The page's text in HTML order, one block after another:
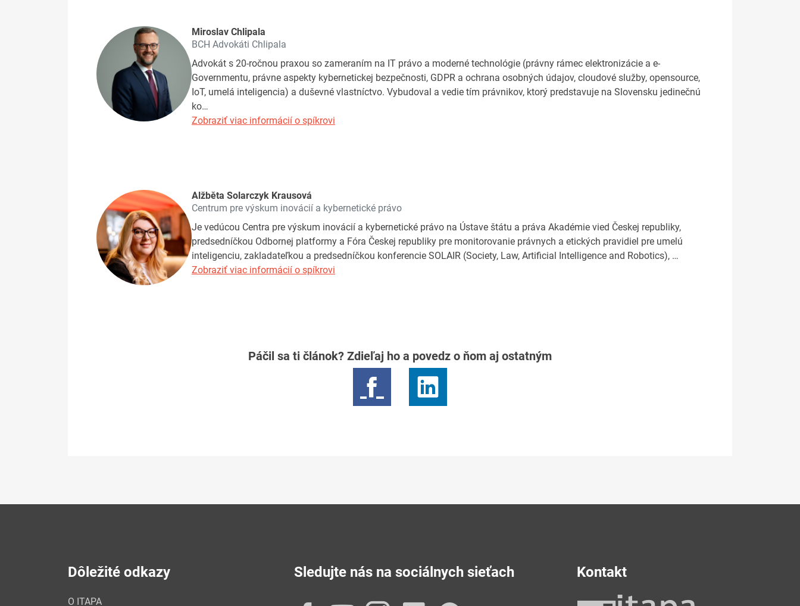
Miroslav Chlipala
BCH Advokáti Chlipala
Advokát s 20-ročnou praxou so zameraním na IT právo a moderné technológie (právny rámec elektronizácie a e-
Governmentu, právne aspekty kybernetickej bezpečnosti, GDPR a ochrana osobných údajov, cloudové služby, opensource,
IoT, umelá inteligencia) a duševné vlastníctvo. Vybudoval a vedie tím právnikov, ktorý predstavuje na Slovensku jedinečnú
ko…
Zobraziť viac informácií o spíkrovi
Alžběta Solarczyk Krausová
Centrum pre výskum inovácií a kybernetické právo
Je vedúcou Centra pre výskum inovácií a kybernetické právo na Ústave štátu a práva Akadémie vied Českej republiky,
predsedníčkou Odbornej platformy a Fóra Českej republiky pre monitorovanie právnych a etických pravidiel pre umelú
inteligenciu, zakladateľkou a predsedníčkou konferencie SOLAIR (Society, Law, Artificial Intelligence and Robotics), …
Zobraziť viac informácií o spíkrovi
Páčil sa ti článok? Zdieľaj ho a povedz o ňom aj ostatným
Dôležité odkazy
O ITAPA
Sledujte nás na sociálnych sieťach Kontakt